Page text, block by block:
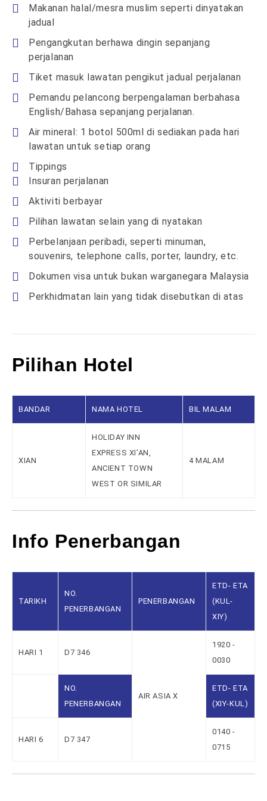
Makanan halal/mesra muslim seperti dinyatakan
jadual
Pengangkutan berhawa dingin sepanjang
perjalanan
Tiket masuk lawatan pengikut jadual perjalanan
Pemandu pelancong berpengalaman berbahasa
English/Bahasa sepanjang perjalanan.
Air mineral: 1 botol 500ml di sediakan pada hari
lawatan untuk setiap orang
Tippings
Insuran perjalanan
Aktiviti berbayar
Pilihan lawatan selain yang di nyatakan
Perbelanjaan peribadi, seperti minuman,
souvenirs, telephone calls, porter, laundry, etc.
Dokumen visa untuk bukan warganegara Malaysia
Perkhidmatan lain yang tidak disebutkan di atas
Pilihan Hotel
BANDAR NAMA HOTEL BIL MALAM
XIAN
HOLIDAY INN
EXPRESS XI’AN,
ANCIENT TOWN
WEST OR SIMILAR
4 MALAM
Info Penerbangan
TARIKH
NO.
PENERBANGAN
PENERBANGAN
ETD- ETA
(KUL-
XIY)
HARI 1 D7 346
AIR ASIA X
1920 -
0030
NO.
PENERBANGAN
ETD- ETA
(XIY-KUL)
HARI 6 D7 347
0140 -
0715